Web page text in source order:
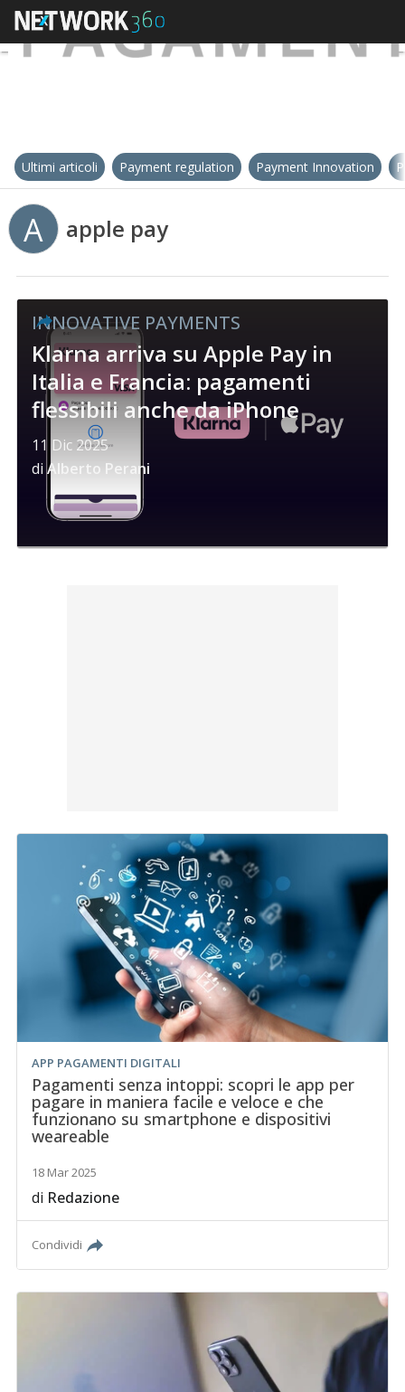
Ultimi articoli Payment regulation Payment Innovation
A apple pay
INNOVATIVE PAYMENTS
Klarna arriva su Apple Pay in
Italia e Francia: pagamenti
flessibili anche da iPhone
11 Dic 2025
diAlberto Perani
APP PAGAMENTI DIGITALI
Pagamenti senza intoppi: scopri le app per
pagare in maniera facile e veloce e che
funzionano su smartphone e dispositivi
weareable
18 Mar 2025
di Redazione
Condividi